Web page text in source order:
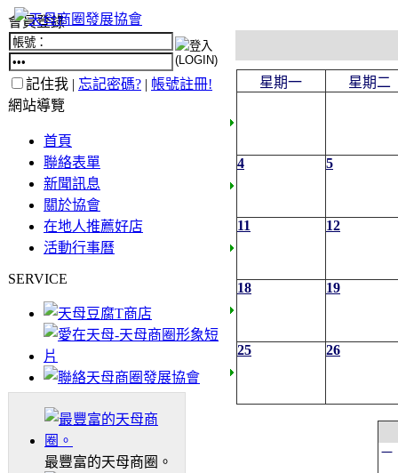
會員登錄
記住我 | 忘記密碼? | 帳號註冊!
網站導覽
首頁
聯絡表單
新聞訊息
關於協會
在地人推薦好店
活動行事曆
SERVICE
最豐富的天母商圈。
星期一 星期二
4 5
11 12
18 19
25 26
一